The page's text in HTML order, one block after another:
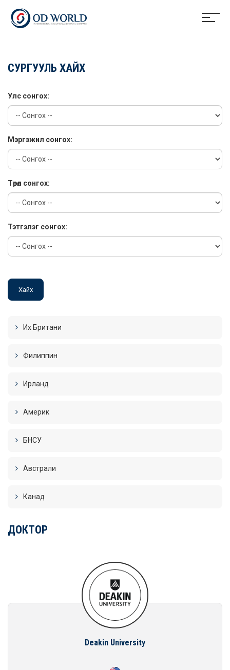
СУРГУУЛЬ ХАЙХ
Улс сонгох:
Мэргэжил сонгох:
Төрөл сонгох:
Тэтгэлэг сонгох:
Их Британи
Филиппин
Ирланд
Америк
БНСУ
Австрали
Канад
ДОКТОР
Deakin University